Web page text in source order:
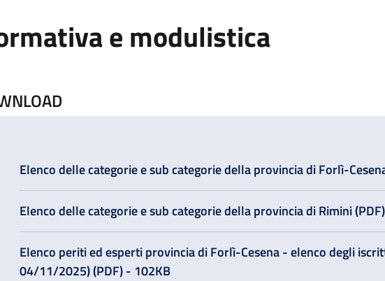
e modulistica
Elenco delle categorie e sub categorie della provincia di Forlì-
Elenco delle categorie e sub categorie della provincia di Rimini
Elenco periti ed esperti provincia di Forlì-Cesena - elenco degli
04/11/2025) (PDF) - 102KB